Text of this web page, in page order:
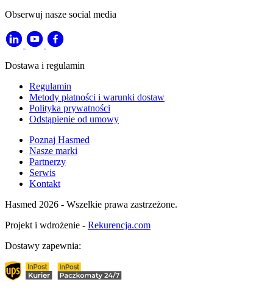
Obserwuj nasze social media
Dostawa i regulamin
Regulamin
Metody płatności i warunki dostaw
Polityka prywatności
Odstąpienie od umowy
Poznaj Hasmed
Nasze marki
Partnerzy
Serwis
Kontakt
Hasmed 2026 - Wszelkie prawa zastrzeżone.
Projekt i wdrożenie - Rekurencja.com
Dostawy zapewnia: